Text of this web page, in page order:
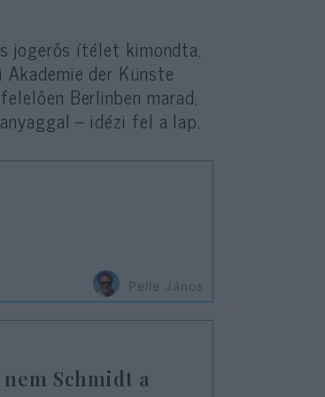
jogerős ítélet kimondta,
Akademie der Künste
Berlinben marad,
– idézi fel a lap.
Pelle János
Schmidt a